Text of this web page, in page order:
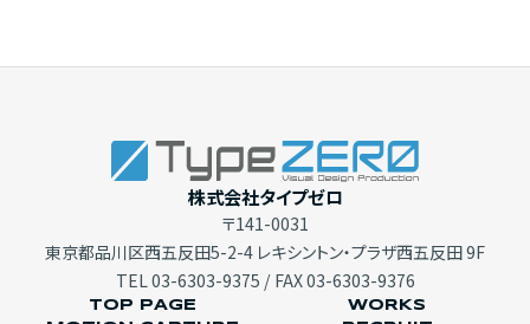
株式会社タイプゼロ
〒141-0031
東京都品川区西五反田5-2-4 レキシントン・プラザ西五反田 9F
TEL03-6303-9375 / FAX 03-6303-9376
TOP PAGE
WORKS